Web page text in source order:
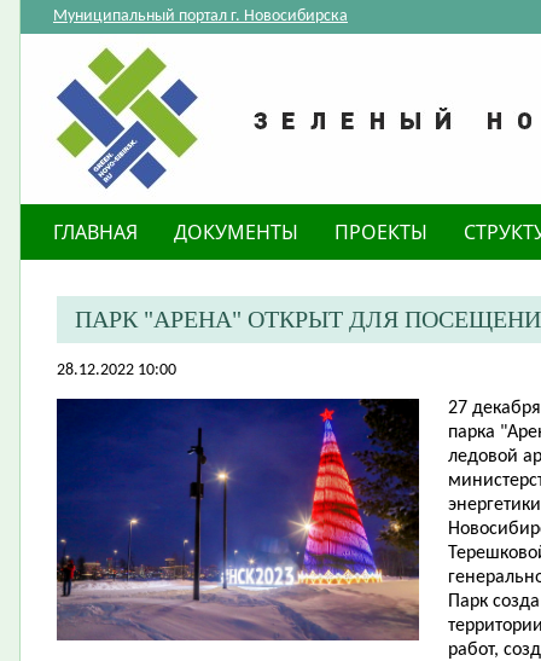
Муниципальный портал г. Новосибирска
ГЛАВНАЯ ДОКУМЕНТЫ ПРОЕКТЫ
ПАРК "АРЕНА" ОТКРЫТ ДЛЯ
28.12.2022 10:00
​27
парка
ледовой
Парк
работ,